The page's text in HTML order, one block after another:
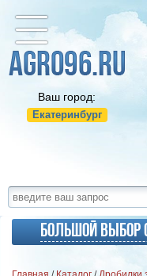
Ваш город:
Екатеринбург
Большой выбор